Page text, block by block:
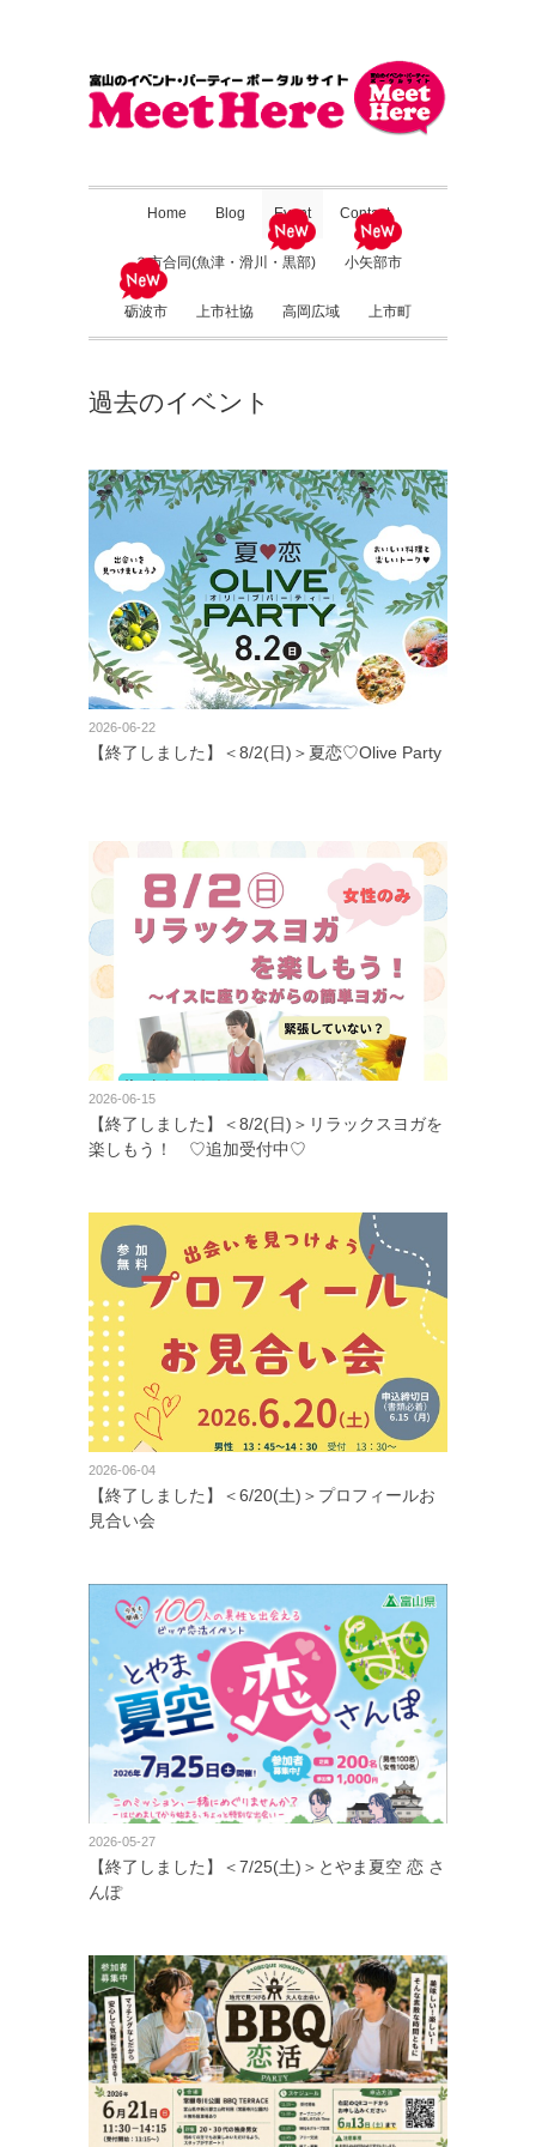
Home Blog Event Contact
３市合同(魚津・滑川・黒部) 小矢部市
砺波市 上市社協 高岡広域 上市町
過去のイベント
2026-06-22
【終了しました】＜8/2(日)＞夏恋♡Olive Party
2026-06-15
【終了しました】＜8/2(日)＞リラックスヨガを
楽しもう！ ♡追加受付中♡
2026-06-04
【終了しました】＜6/20(土)＞プロフィールお
見合い会
2026-05-27
【終了しました】＜7/25(土)＞とやま夏空 恋 さ
んぽ